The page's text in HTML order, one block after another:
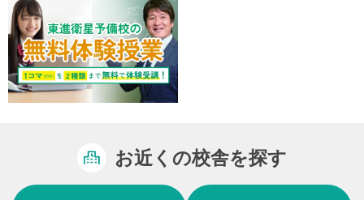
お近くの校舎を探す